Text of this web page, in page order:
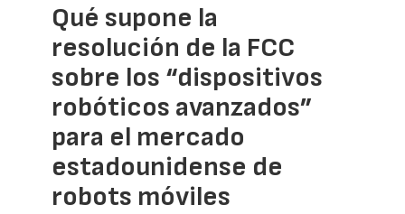
Qué supone la
resolución de la FCC
sobre los “dispositivos
robóticos avanzados”
para el mercado
estadounidense de
robots móviles